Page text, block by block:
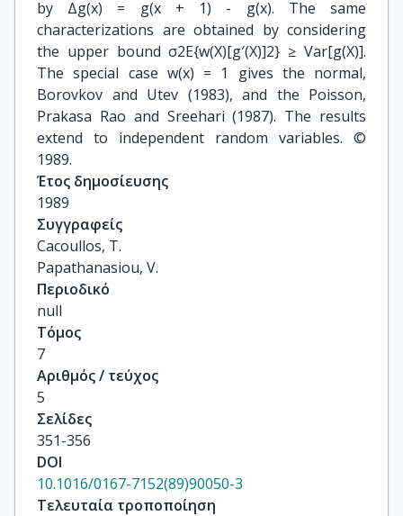
by Δg(x) = g(x + 1) - g(x). The same
characterizations are obtained by considering
the upper bound σ2E{w(X)[g′(X)]2} ≥ Var[g(X)].
The special case w(x) = 1 gives the normal,
Borovkov and Utev (1983), and the Poisson,
Prakasa Rao and Sreehari (1987). The results
extend to independent random variables. ©
1989.
Έτος δημοσίευσης
1989
Συγγραφείς
Cacoullos, T.
Papathanasiou, V.
Περιοδικό
null
Τόμος
7
Αριθμός / τεύχος
5
Σελίδες
351-356
DOI
10.1016/0167-7152(89)90050-3
Τελευταία τροποποίηση